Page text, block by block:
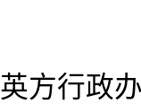
英方行政